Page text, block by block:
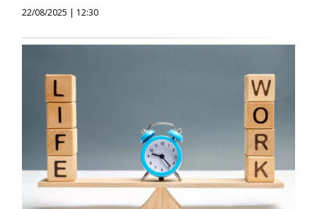
22/08/2025 | 12:30